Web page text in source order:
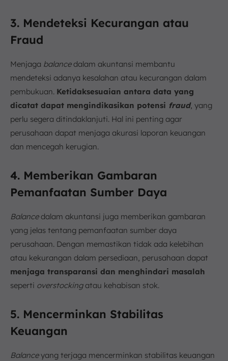
3. Mendeteksi Kecurangan atau
Fraud
Menjaga balancedalam akuntansi membantu
mendeteksi adanya kesalahan atau kecurangan dalam
pembukuan. Ketidaksesuaian antara data yang
dicatat dapat mengindikasikan potensi fraud, yang
perlu segera ditindaklanjuti. Hal ini penting agar
perusahaan dapat menjaga akurasi laporan keuangan
dan mencegah kerugian.
4. Memberikan Gambaran
Pemanfaatan Sumber Daya
Balancedalam akuntansi juga memberikan gambaran
yang jelas tentang pemanfaatan sumber daya
perusahaan. Dengan memastikan tidak ada kelebihan
atau kekurangan dalam persediaan, perusahaan dapat
menjaga transparansi dan menghindari masalah
seperti overstockingatau kehabisan stok.
5. Mencerminkan Stabilitas
Keuangan
Balanceyang terjaga mencerminkan stabilitas keuangan